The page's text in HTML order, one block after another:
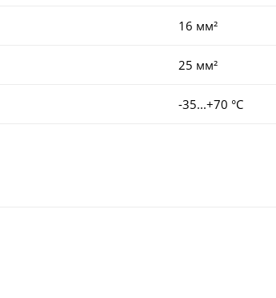
16 мм²
25 мм²
-35...+70 °С